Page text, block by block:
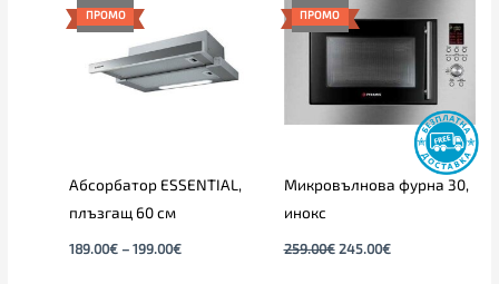
ПРОМО
Абсорбатор ESSENTIAL,
плъзгащ 60 см
189.00€ – 199.00€
through
199.00€
ПРОМО
Микровълнова фурна 30,
инокс
259.00€
was:
259.00€.
245.00€
245.00€.